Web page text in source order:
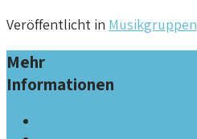
Veröffentlicht in Musikgruppen
Mehr
Informationen